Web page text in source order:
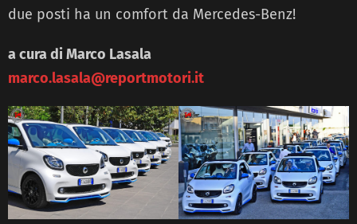
due posti ha un comfort da Mercedes-Benz!
a cura di Marco Lasala
marco.lasala@reportmotori.it